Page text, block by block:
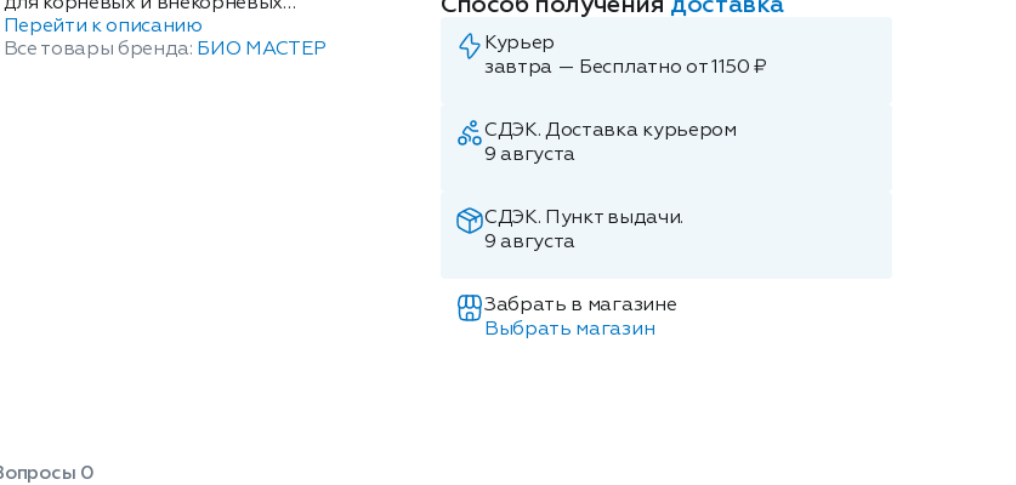
подкормок. Формирует
устойчивость к опасным
Перейти к описанию
Все товары бренда: БИО МАСТЕР
Способ получения доставка
Курьер
завтра — Бесплатно от 1150 ₽
СДЭК. Доставка курьером
9 августа
СДЭК. Пункт выдачи.
9 августа
Забрать в магазине
Выбрать магазин
0